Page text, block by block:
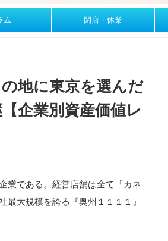
ム 閉店・休業
地に東京を選んだ
企業別資産価値レ
業である。経営店舗は全て「カネ
大規模を誇る『奥州１１１１』